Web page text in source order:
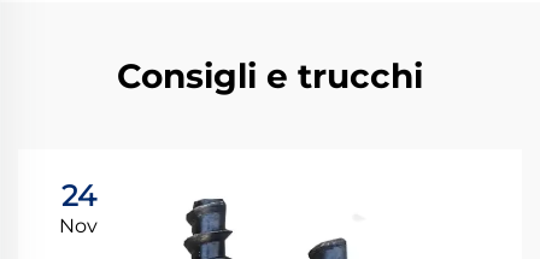
Consigli e trucchi
24
Nov